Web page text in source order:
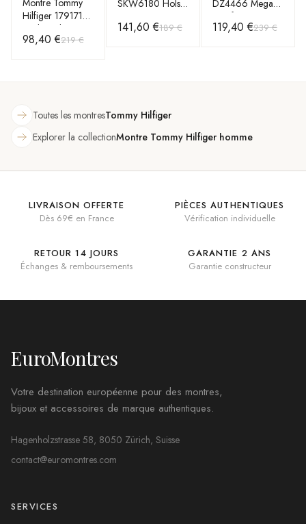
Hilfiger 1791719
Bank Cadran
Bleu et Bracelet
98,40 €219 €
SKW6180 Holst
maille milanaise
141,60 €189 €
DZ4466 Mega
Chief en acier
gris
119,40 €239 €
Toutes les montresTommy Hilfiger
Explorer la collectionMontre Tommy Hilfiger homme
LIVRAISON OFFERTE
Dès 69€ en France
PIÈCES AUTHENTIQUES
Vérification individuelle
RETOUR 14 JOURS
Échanges & remboursements
GARANTIE 2 ANS
Garantie constructeur
EuroMontres
Votre destination européenne pour des montres,
bijoux et accessoires de marque authentiques.
Hagenholzstrasse 58, 8050 Zürich, Suisse
contact@euromontres.com
SERVICES